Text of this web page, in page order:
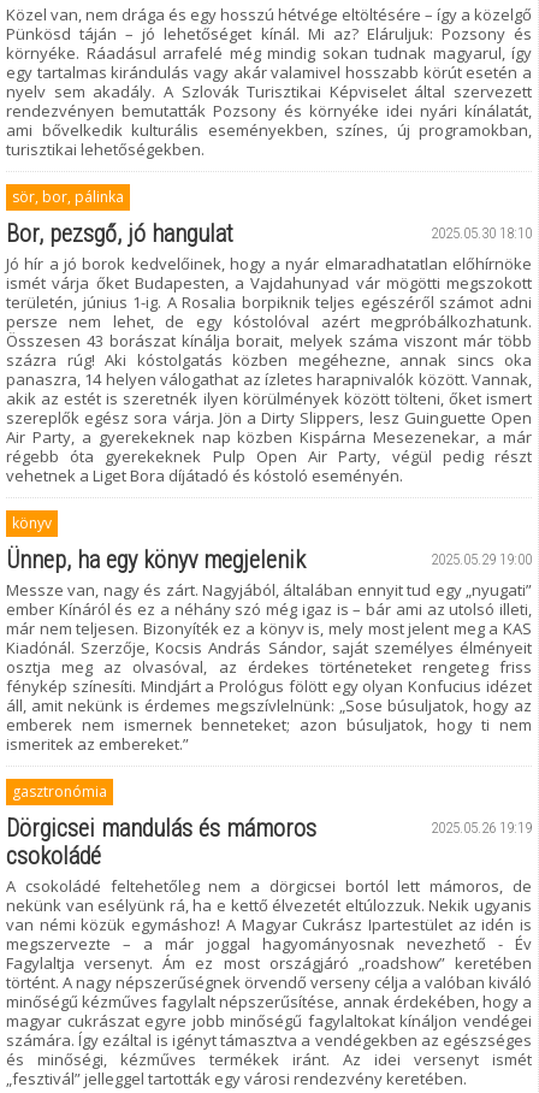
Közel van, nem drága és egy hosszú hétvége eltöltésére – így a közelgő
Pünkösd táján – jó lehetőséget kínál. Mi az? Eláruljuk: Pozsony és
környéke. Ráadásul arrafelé még mindig sokan tudnak magyarul, így
egy tartalmas kirándulás vagy akár valamivel hosszabb körút esetén a
nyelv sem akadály. A Szlovák Turisztikai Képviselet által szervezett
rendezvényen bemutatták Pozsony és környéke idei nyári kínálatát,
ami bővelkedik kulturális eseményekben, színes, új programokban,
turisztikai lehetőségekben.
sör, bor, pálinka
2025.05.30 18:10
Bor, pezsgő, jó hangulat
Jó hír a jó borok kedvelőinek, hogy a nyár elmaradhatatlan előhírnöke
ismét várja őket Budapesten, a Vajdahunyad vár mögötti megszokott
területén, június 1-ig. A Rosalia borpiknik teljes egészéről számot adni
persze nem lehet, de egy kóstolóval azért megpróbálkozhatunk.
Összesen 43 borászat kínálja borait, melyek száma viszont már több
százra rúg! Aki kóstolgatás közben megéhezne, annak sincs oka
panaszra, 14 helyen válogathat az ízletes harapnivalók között. Vannak,
akik az estét is szeretnék ilyen körülmények között tölteni, őket ismert
szereplők egész sora várja. Jön a Dirty Slippers, lesz Guinguette Open
Air Party, a gyerekeknek nap közben Kispárna Mesezenekar, a már
régebb óta gyerekeknek Pulp Open Air Party, végül pedig részt
vehetnek a Liget Bora díjátadó és kóstoló eseményén.
könyv
2025.05.29 19:00
Ünnep, ha egy könyv megjelenik
Messze van, nagy és zárt. Nagyjából, általában ennyit tud egy „nyugati”
ember Kínáról és ez a néhány szó még igaz is – bár ami az utolsó illeti,
már nem teljesen. Bizonyíték ez a könyv is, mely most jelent meg a KAS
Kiadónál. Szerzője, Kocsis András Sándor, saját személyes élményeit
osztja meg az olvasóval, az érdekes történeteket rengeteg friss
fénykép színesíti. Mindjárt a Prológus fölött egy olyan Konfucius idézet
áll, amit nekünk is érdemes megszívlelnünk: „Sose búsuljatok, hogy az
emberek nem ismernek benneteket; azon búsuljatok, hogy ti nem
ismeritek az embereket.”
gasztronómia
2025.05.26 19:19
Dörgicsei mandulás és mámoros
csokoládé
A csokoládé feltehetőleg nem a dörgicsei bortól lett mámoros, de
nekünk van esélyünk rá, ha e kettő élvezetét eltúlozzuk. Nekik ugyanis
van némi közük egymáshoz! A Magyar Cukrász Ipartestület az idén is
megszervezte – a már joggal hagyományosnak nevezhető - Év
Fagylaltja versenyt. Ám ez most országjáró „roadshow” keretében
történt. A nagy népszerűségnek örvendő verseny célja a valóban kiváló
minőségű kézműves fagylalt népszerűsítése, annak érdekében, hogy a
magyar cukrászat egyre jobb minőségű fagylaltokat kínáljon vendégei
számára. Így ezáltal is igényt támasztva a vendégekben az egészséges
és minőségi, kézműves termékek iránt. Az idei versenyt ismét
„fesztivál” jelleggel tartották egy városi rendezvény keretében.